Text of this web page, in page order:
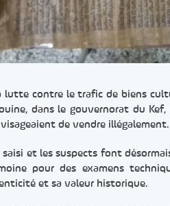
lutte contre le trafic de biens
dans le gouvernorat du
de vendre illégalement.
et les suspects font
pour des examens
et sa valeur historique.